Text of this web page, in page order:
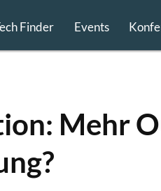
Finder Events
Mehr